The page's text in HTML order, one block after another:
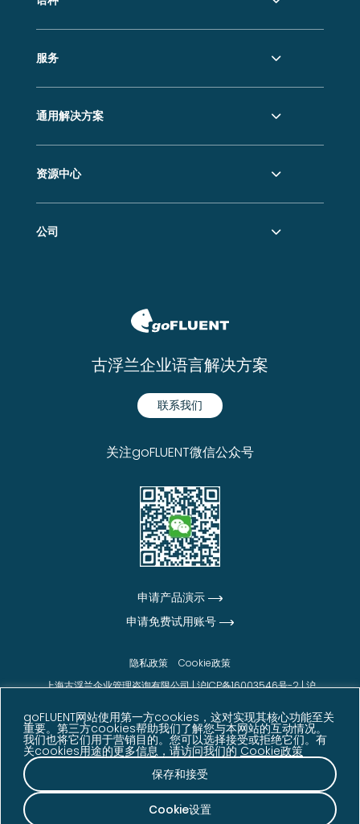
goFLUENT网站使用第一方cookies，这对实现其核心功能至关
重要。第三方cookies帮助我们了解您与本网站的互动情况。
我们也将它们用于营销目的。您可以选择接受或拒绝它们。有
关cookies用途的更多信息，请访问我们的Cookie政策
Cookie设置
保存和接受
服务
通用解决方案
资源中心
公司
古浮兰企业语言解决方案
联系我们
关注goFLUENT微信公众号
申请产品演示
申请免费试用账号
隐私政策
Cookie政策
上海古浮兰企业管理咨询有限公司 |沪ICP备16003546号-2|沪
© goFLUENT 2026版权所有
声明：本网站展示的信息、数据及客户反馈内容来源于
goFLUENT 内部数据、客户反馈、调研结果及其他相关
资料，仅供参考。相关数据可能因业务发展、统计周期